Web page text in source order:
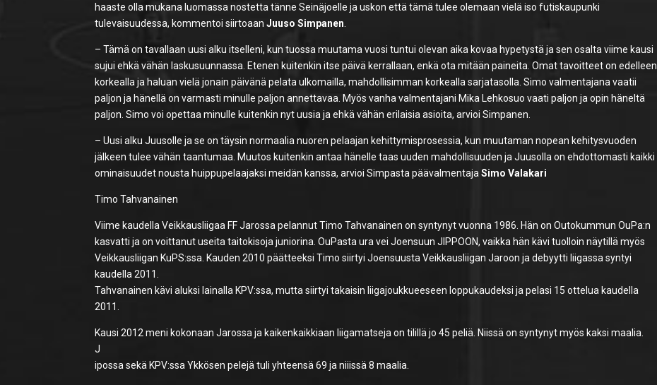
haaste olla mukana luomassa nostetta tänne Seinäjoelle ja uskon että tämä tulee olemaan vielä iso futiskaupunki
tulevaisuudessa, kommentoi siirtoaan Juuso Simpanen.
– Tämä on tavallaan uusi alku itselleni, kun tuossa muutama vuosi tuntui olevan aika kovaa hypetystä ja sen osalta viime kausi
sujui ehkä vähän laskusuunnassa. Etenen kuitenkin itse päivä kerrallaan, enkä ota mitään paineita. Omat tavoitteet on edelleen
korkealla ja haluan vielä jonain päivänä pelata ulkomailla, mahdollisimman korkealla sarjatasolla. Simo valmentajana vaatii
paljon ja hänellä on varmasti minulle paljon annettavaa. Myös vanha valmentajani Mika Lehkosuo vaati paljon ja opin häneltä
paljon. Simo voi opettaa minulle kuitenkin nyt uusia ja ehkä vähän erilaisia asioita, arvioi Simpanen.
– Uusi alku Juusolle ja se on täysin normaalia nuoren pelaajan kehittymisprosessia, kun muutaman nopean kehitysvuoden
jälkeen tulee vähän taantumaa. Muutos kuitenkin antaa hänelle taas uuden mahdollisuuden ja Juusolla on ehdottomasti kaikki
ominaisuudet nousta huippupelaajaksi meidän kanssa, arvioi Simpasta päävalmentajaSimo Valakari
Timo Tahvanainen
Viime kaudella Veikkausliigaa FF Jarossa pelannut Timo Tahvanainen on syntynyt vuonna 1986. Hän on Outokummun OuPa:n
kasvatti ja on voittanut useita taitokisoja juniorina. OuPasta ura vei Joensuun JIPPOON, vaikka hän kävi tuolloin näytillä myös
Veikkausliigan KuPS:ssa. Kauden 2010 päätteeksi Timo siirtyi Joensuusta Veikkausliigan Jaroon ja debyytti liigassa syntyi
kaudella 2011.
Tahvanainen kävi aluksi lainalla KPV:ssa, mutta siirtyi takaisin liigajoukkueeseen loppukaudeksi ja pelasi 15 ottelua kaudella
2011.
Kausi 2012 meni kokonaan Jarossa ja kaikenkaikkiaan liigamatseja on tilillä jo 45 peliä. Niissä on syntynyt myös kaksi maalia.
J
ipossa sekä KPV:ssa Ykkösen pelejä tuli yhteensä 69 ja niiissä 8 maalia.